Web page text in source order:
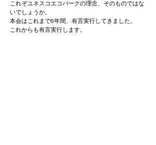
これぞユネスコエコパークの理念、そのものではな
いでしょうか。
本会はこれまで6年間、有言実行してきました。
これからも有言実行します。